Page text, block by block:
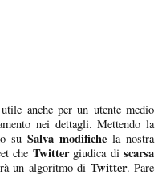
anche per un utente medio
nei dettagli. Mettendo la
su Salva modifiche la nostra
che Twittergiudica discarsa
un algoritmo di Twitter. Pare